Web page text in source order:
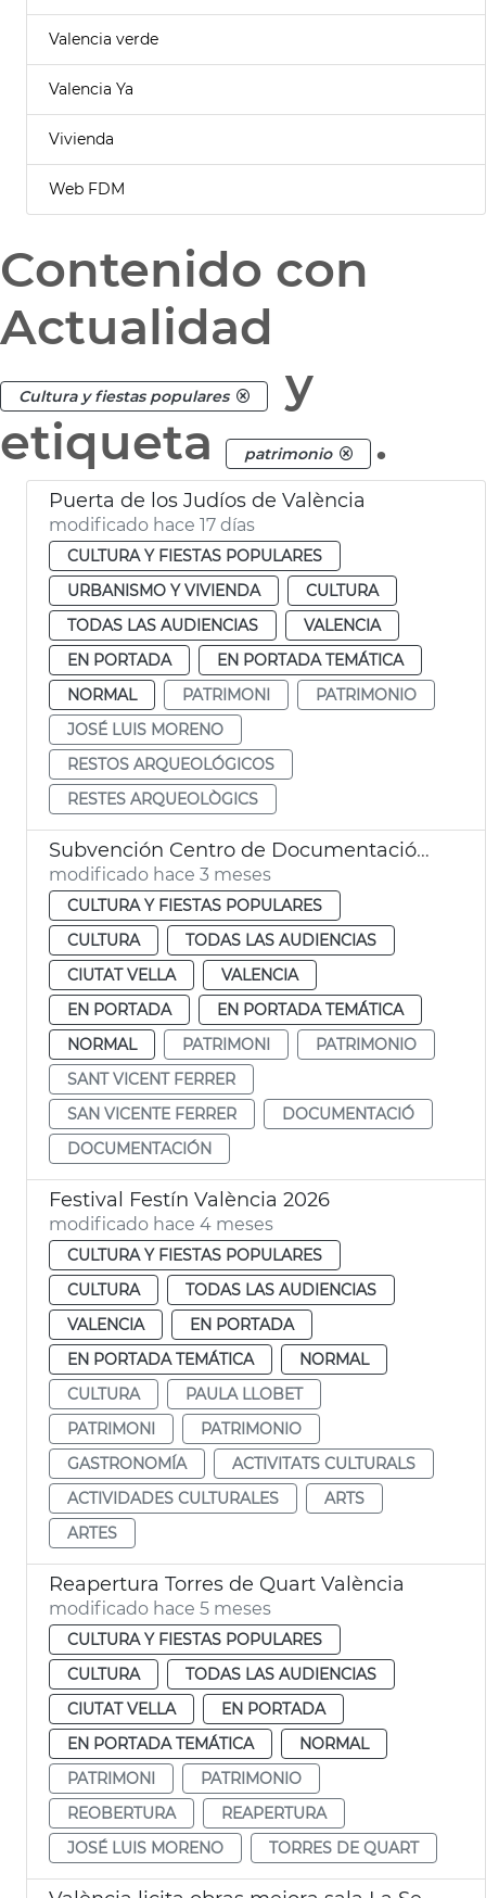
Valencia verde
Valencia Ya
Vivienda
Web FDM
Contenido con
Actualidad
Cultura y fiestas populares
y
etiqueta
patrimonio .
Puerta de los Judíos de València
modificado hace 17 días
CULTURA Y FIESTAS POPULARES
URBANISMO Y VIVIENDA
CULTURA
TODAS LAS AUDIENCIAS
VALENCIA
EN PORTADA
EN PORTADA TEMÁTICA
NORMAL
PATRIMONI
PATRIMONIO
JOSÉ LUIS MORENO
RESTOS ARQUEOLÓGICOS
RESTES ARQUEOLÒGICS
Subvención Centro de Documentación Vicentina
modificado hace 3 meses
CULTURA Y FIESTAS POPULARES
CULTURA
TODAS LAS AUDIENCIAS
CIUTAT VELLA
VALENCIA
EN PORTADA
EN PORTADA TEMÁTICA
NORMAL
PATRIMONI
PATRIMONIO
SANT VICENT FERRER
SAN VICENTE FERRER
DOCUMENTACIÓ
DOCUMENTACIÓN
Festival Festín València 2026
modificado hace 4 meses
CULTURA Y FIESTAS POPULARES
CULTURA
TODAS LAS AUDIENCIAS
VALENCIA
EN PORTADA
EN PORTADA TEMÁTICA
NORMAL
CULTURA
PAULA LLOBET
PATRIMONI
PATRIMONIO
GASTRONOMÍA
ACTIVITATS CULTURALS
ACTIVIDADES CULTURALES
ARTS
ARTES
Reapertura Torres de Quart València
modificado hace 5 meses
CULTURA Y FIESTAS POPULARES
CULTURA
TODAS LAS AUDIENCIAS
CIUTAT VELLA
EN PORTADA
EN PORTADA TEMÁTICA
NORMAL
PATRIMONI
PATRIMONIO
REOBERTURA
REAPERTURA
JOSÉ LUIS MORENO
TORRES DE QUART